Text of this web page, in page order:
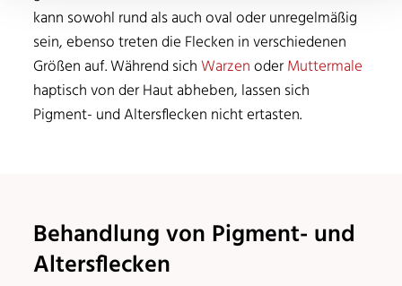
kann sowohl rund als auch oval oder unregelmäßig
sein, ebenso treten die Flecken in verschiedenen
Größen auf. Während sich Warzen oder Muttermale
haptisch von der Haut abheben, lassen sich
Pigment- und Altersflecken nicht ertasten.
Behandlung von Pigment- und
Altersflecken